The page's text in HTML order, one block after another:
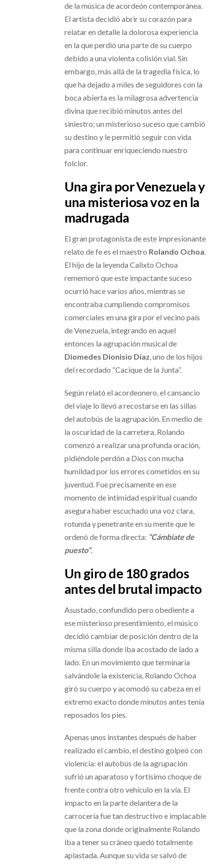
de la música de acordeón contemporánea.
El artista decidió abrir su corazón para
relatar en detalle la dolorosa experiencia
en la que perdió una parte de su cuerpo
debido a una violenta colisión vial. Sin
embargo, más allá de la tragedia física, lo
que ha dejado a miles de seguidores con la
boca abierta es la milagrosa advertencia
divina que recibió minutos antes del
siniestro; un misterioso suceso que cambió
su destino y le permitió seguir con vida
para continuar enriqueciendo nuestro
folclor.
Una gira por Venezuela y
una misteriosa voz en la
madrugada
El gran protagonista de este impresionante
relato de fe es el maestro Rolando Ochoa.
El hijo de la leyenda Calixto Ochoa
rememoró que este impactante suceso
ocurrió hace varios años, mientras se
encontraba cumpliendo compromisos
comerciales en una gira por el vecino país
de Venezuela, integrando en aquel
entonces la agrupación musical de
Diomedes Dionisio Díaz, uno de los hijos
del recordado “Cacique de la Junta”.
Según relató el acordeonero, el cansancio
del viaje lo llevó a recostarse en las sillas
del autobús de la agrupación. En medio de
la oscuridad de la carretera, Rolando
comenzó a realizar una profunda oración,
pidiéndole perdón a Dios con mucha
humildad por los errores cometidos en su
juventud. Fue precisamente en ese
momento de intimidad espiritual cuando
asegura haber escuchado una voz clara,
rotunda y penetrante en su mente que le
ordenó de forma directa: “Cámbiate de
puesto”.
Un giro de 180 grados
antes del brutal impacto
Asustado, confundido pero obediente a
ese misterioso presentimiento, el músico
decidió cambiar de posición dentro de la
misma silla donde iba acostado de lado a
lado. En un movimiento que terminaría
salvándole la existencia, Rolando Ochoa
giró su cuerpo y acomodó su cabeza en el
extremo exacto donde minutos antes tenía
reposados los pies.
Apenas unos instantes después de haber
realizado el cambio, el destino golpeó con
violencia: el autobús de la agrupación
sufrió un aparatoso y fortísimo choque de
frente contra otro vehículo en la vía. El
impacto en la parte delantera de la
carrocería fue tan destructivo e implacable
que la zona donde originalmente Rolando
iba a tener su cráneo quedó totalmente
aplastada. Aunque su vida se salvó de